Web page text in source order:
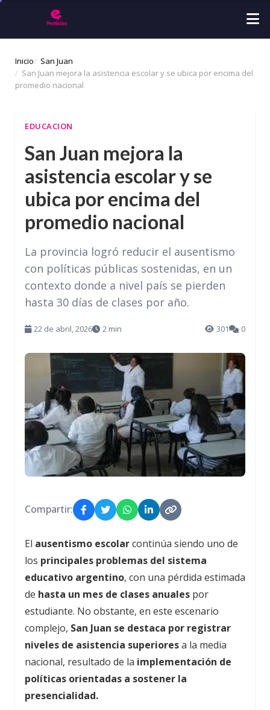
Inicio
San Juan
San Juan mejora la asistencia escolar y se ubica por encima del
promedio nacional
EDUCACION
San Juan mejora la
asistencia escolar y se
ubica por encima del
promedio nacional
La provincia logró reducir el ausentismo
con políticas públicas sostenidas, en un
contexto donde a nivel país se pierden
hasta 30 días de clases por año.
22 de abril, 2026 2 min 301 0
Compartir:
El ausentismo escolarcontinúa siendo uno de
los principales problemas del sistema
educativo argentino, con una pérdida estimada
de hasta un mes de clases anuales por
estudiante. No obstante, en este escenario
complejo, San Juan se destaca por registrar
niveles de asistencia superioresa la media
nacional, resultado de la implementación de
políticas orientadas a sostener la
presencialidad.